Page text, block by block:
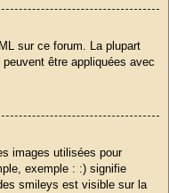
sur ce forum. La plupart
être appliquées avec
images utilisées pour
exemple : :) signifie
smileys est visible sur la